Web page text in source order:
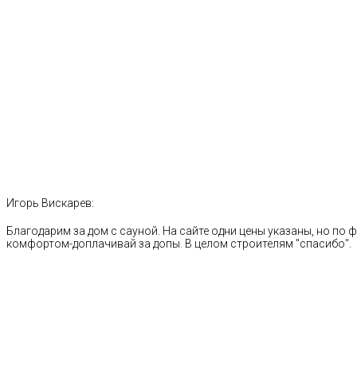
Игорь Вискарев:
Благодарим за дом с сауной. На сайте одни цены указаны, но по
комфортом-доплачивай за допы. В целом строителям "спасибо".